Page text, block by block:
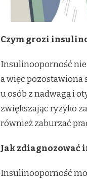
Czym grozi
Insulinooporność nie
a więc pozostawiona
u osób z nadwagą i
zwiększając ryzyko
również zaburzać
Jak zdiagnozować
Insulinooporność